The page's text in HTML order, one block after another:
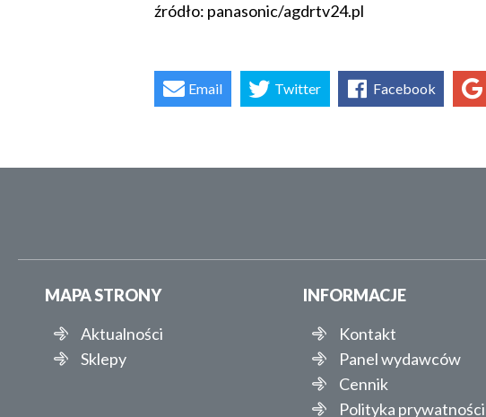
źródło: panasonic/agdrtv24.pl
Email Twitter Facebook
MAPA STRONY
Aktualności
Sklepy
INFORMACJE
Kontakt
Panel wydawców
Cennik
Polityka prywatności